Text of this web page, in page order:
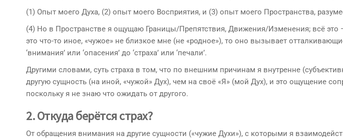
(1) Опыт моего Духа, (2) опыт моего Восприятия, и (3) опыт моего Пространства,
(4) Но в Пространстве я ощущаю Границы/Препятствия, Движения/Изменения; всё это
это что-то иное, «чужое» не близкое мне (не «родное»), то оно вызывает
‘внимания’ или ‘опасения’ до ‘страха’ или ‘печали’.
Другими словами, суть страха в том, что по внешним причинам я внутренне
другую сущность (на иной, «чужой» Дух), чем на своё «Я» (мой Дух), и это ощущение
поскольку я не знаю что ожидать от другого.
2.Откуда берётся страх?
От обращения внимания на другие сущности («чужие Духи»), с которыми я